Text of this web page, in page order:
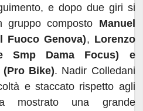
e dopo due giri si
composto Manuel
Fuoco Genova), Lorenzo
Smp Dama Focus) e
Bike). Nadir Colledani
e staccato rispetto agli
mostrato una grande